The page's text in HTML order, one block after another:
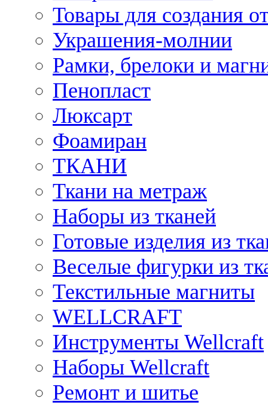
Товары для создания
Украшения-молнии
Рамки, брелоки и
Пенопласт
Люксарт
Фоамиран
ТКАНИ
Ткани на метраж
Наборы из тканей
Готовые изделия из
Веселые фигурки из
Текстильные магниты
WELLCRAFT
Инструменты Wellcraft
Наборы Wellcraft
Ремонт и шитье